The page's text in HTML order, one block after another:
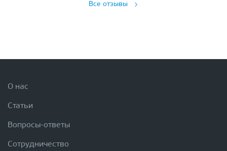
Все отзывы
О нас
Статьи
Вопросы-ответы
Сотрудничество